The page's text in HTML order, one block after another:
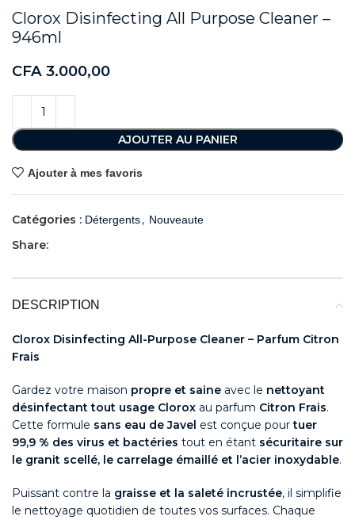
Clorox Disinfecting All Purpose Cleaner –
946ml
CFA 3.000,00
AJOUTER AU PANIER
Ajouter à mes favoris
Catégories : Détergents, Nouveaute
Share:
DESCRIPTION
Clorox Disinfecting All-Purpose Cleaner – Parfum Citron
Frais
Gardez votre maison propre et saine avec le nettoyant
désinfectant tout usage Clorox au parfum Citron Frais.
Cette formule sans eau de Javel est conçue pourtuer
99,9 % des virus et bactéries tout en étant sécuritaire sur
le granit scellé, le carrelage émaillé et l’acier inoxydable.
Puissant contre la graisse et la saleté incrustée, il simplifie
le nettoyage quotidien de toutes vos surfaces. Chaque